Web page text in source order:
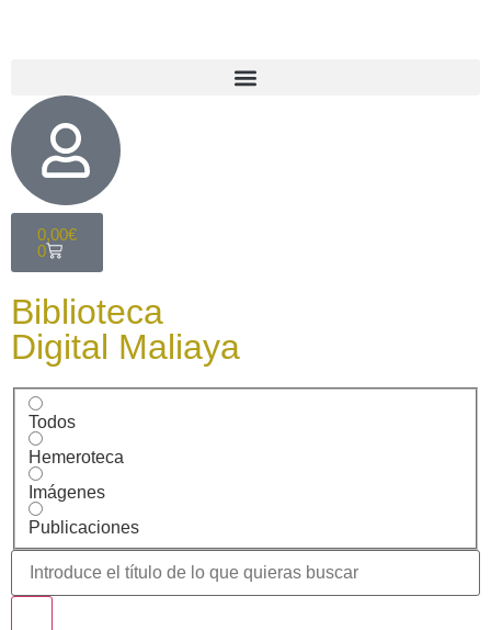
0,00€
0
Biblioteca
Digital Maliaya
Todos
Hemeroteca
Imágenes
Publicaciones